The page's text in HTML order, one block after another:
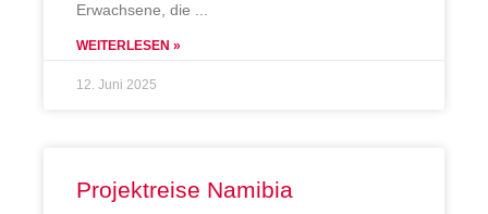
Erwachsene, die
WEITERLESEN »
12. Juni 2025
Projektreise Namibia